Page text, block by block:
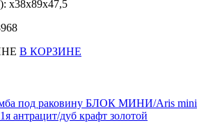
x38x89x47,5
В КОРЗИНЕ
под раковину БЛОК МИНИ/Aris mini
антрацит/дуб крафт золотой